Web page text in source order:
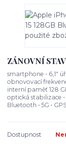
ZÁNOVNÍ STAV
smartphone • 6,1"
obnovovací
interní paměť 128
optická stabilizace •
Bluetooth • 5G •
Dostupnost